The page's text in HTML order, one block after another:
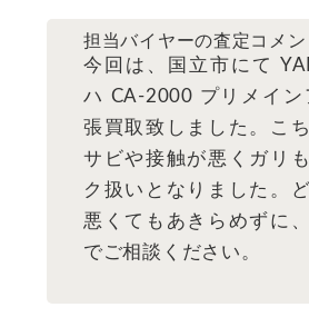
担当バイヤーの査定コメン
今回は、国立市にて
ハ CA-2000 プリメイン
張買取致しました。こ
サビや接触が悪くガリ
ク扱いとなりました。
悪くてもあきらめずに
でご相談ください。